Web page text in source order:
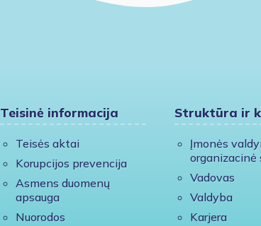
Teisinė informacija
Teisės aktai
Korupcijos prevencija
Asmens duomenų
apsauga
Nuorodos
Struktūra ir
Įmonės
organizacinė
Vadovas
Valdyba
Karjera